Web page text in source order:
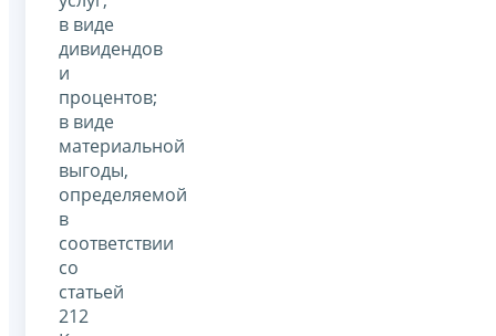
в виде
дивидендов
и
процентов;
в виде
материальной
выгоды,
определяемой
в
соответствии
со
статьей
212